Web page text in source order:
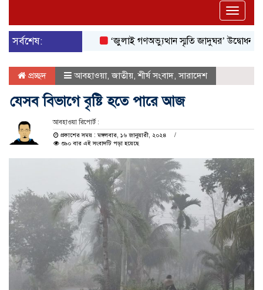
Toggle
সর্বশেষ:
‘জুলাই গণঅভ্যুত্থান স্মৃতি জাদুঘর’ উদ্বোধন করলেন
প্রচ্ছদ আবহাওয়া,জাতীয়,শীর্ষ সংবাদ,সারাদেশ
যেসব বিভাগে বৃষ্টি হতে পারে আজ
আবহাওয়া রিপোর্ট :
প্রকাশের সময় : মঙ্গলবার, ১৬ জানুয়ারী, ২০২৪
৩৯০ বার এই সংবাদটি পড়া হয়েছে